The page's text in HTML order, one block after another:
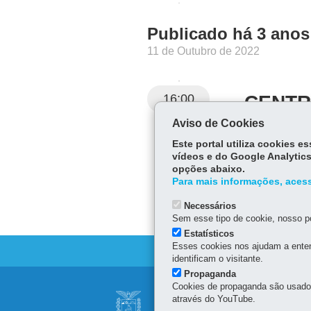
Publicado há 3 anos
11 de Outubro de 2022
16:00
Telefone:
Navegação
SECRETARIA DE
Aviso de Cookies
Este portal utiliza cookies
vídeos e do Google
opções abaixo.
Para mais informações,
Necessários
Sem esse tipo de cookie, nosso
Estatísticos
Esses cookies nos ajudam a
identificam o visitante.
Propaganda
Cookies de propaganda são
através do YouTube.